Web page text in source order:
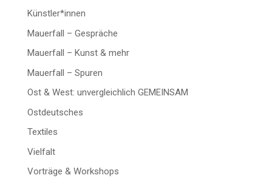
Künstler*innen
Mauerfall – Gespräche
Mauerfall – Kunst & mehr
Mauerfall – Spuren
Ost & West: unvergleichlich GEMEINSAM
Ostdeutsches
Textiles
Vielfalt
Vorträge & Workshops